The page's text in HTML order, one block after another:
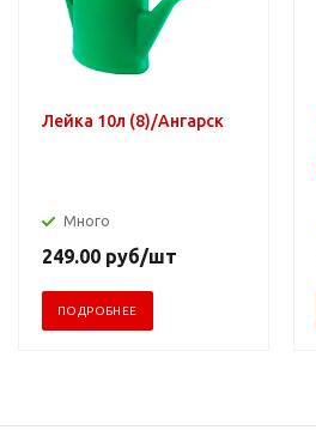
Лейка 10л (8)/Ангарск
Много
249.00 руб/шт
ПОДРОБНЕЕ